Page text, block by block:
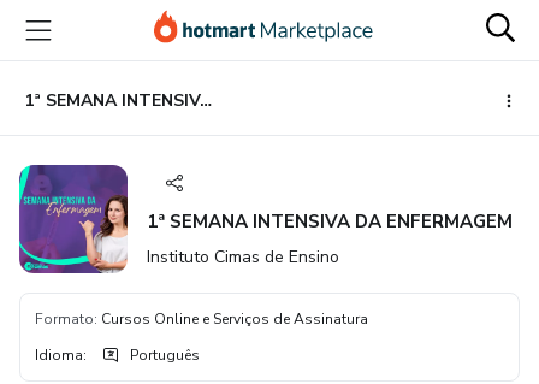
para
conteúdo
principal
para
pagamento
para
rodapé
1ª SEMANA INTENSIVA DA ENFERMAGEM
1ª SEMANA INTENSIVA DA ENFERMAGEM
Instituto Cimas de Ensino
Formato: Cursos Online e Serviços de Assinatura
Idioma: Português